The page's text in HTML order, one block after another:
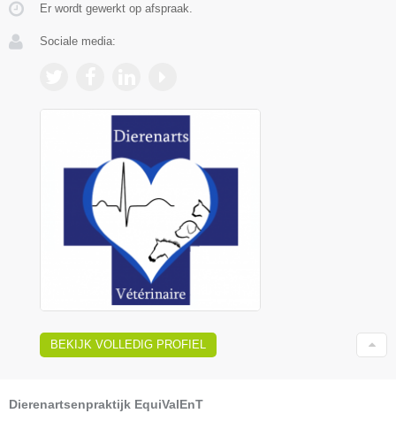
Er wordt gewerkt op afspraak.
Sociale media:
BEKIJK VOLLEDIG PROFIEL
Dierenartsenpraktijk EquiValEnT